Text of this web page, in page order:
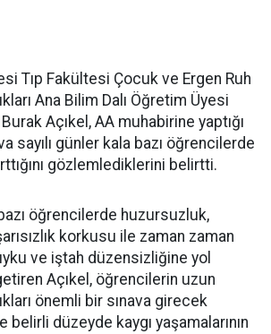
Tıp Fakültesi Çocuk ve Ergen Ruh
Ana Bilim Dalı Öğretim Üyesi
Açıkel​​​​​​​, AA muhabirine yaptığı
sayılı günler kala bazı öğrencilerde
gözlemlediklerini belirtti.
bazı öğrencilerde huzursuzluk,
korkusu ile zaman zaman
ve iştah düzensizliğine yol
Açıkel, öğrencilerin uzun
önemli bir sınava girecek
belirli düzeyde kaygı yaşamalarının